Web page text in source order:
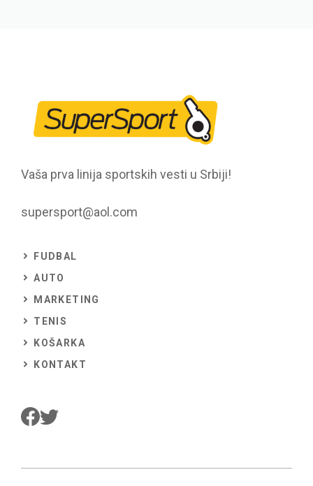
Vaša prva linija sportskih vesti u Srbiji!
supersport@aol.com
FUDBAL
AUTO
MARKETING
TENIS
KOŠARKA
KONTAKT